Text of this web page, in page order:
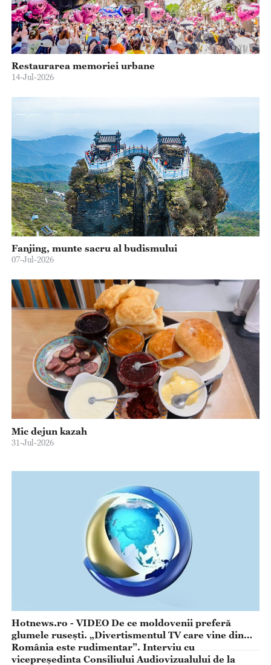
Restaurarea memoriei urbane
14-Jul-2026
Fanjing, munte sacru al budismului
07-Jul-2026
Mic dejun kazah
31-Jul-2026
Hotnews.ro - VIDEO De ce moldovenii preferă
glumele rusești. „Divertismentul TV care vine din
România este rudimentar”. Interviu cu
vicepreședinta Consiliului Audiovizualului de la